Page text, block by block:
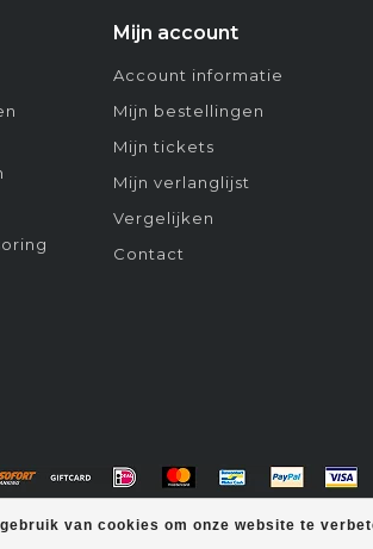
van cookies om onze website te
Mijn account
Account informatie
Mijn bestellingen
Mijn tickets
Mijn verlanglijst
Vergelijken
Contact